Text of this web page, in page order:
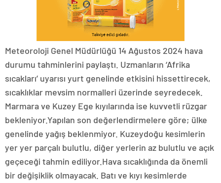
Meteoroloji Genel Müdürlüğü 14 Ağustos 2024 hava
durumu tahminlerini paylaştı. Uzmanların ‘Afrika
sıcakları’ uyarısı yurt genelinde etkisini hissettirecek,
sıcaklıklar mevsim normalleri üzerinde seyredecek.
Marmara ve Kuzey Ege kıyılarında ise kuvvetli rüzgar
bekleniyor.Yapılan son değerlendirmelere göre; ülke
genelinde yağış beklenmiyor. Kuzeydoğu kesimlerin
yer yer parçalı bulutlu, diğer yerlerin az bulutlu ve açık
geçeceği tahmin ediliyor.Hava sıcaklığında da önemli
bir değişiklik olmayacak. Batı ve kıyı kesimlerde